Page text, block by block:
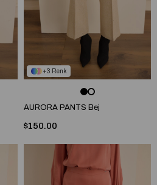
3
AURORA PANTS Bej
$150.00